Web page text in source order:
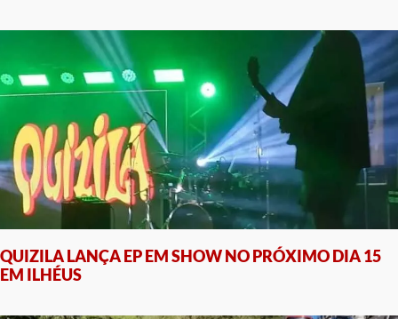
QUIZILA LANÇA EP EM SHOW NO PRÓXIMO DIA 15
EM ILHÉUS